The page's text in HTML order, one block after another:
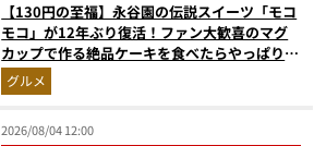
【130円の至福】永谷園の伝説スイーツ「モコ
モコ」が12年ぶり復活！ファン大歓喜のマグ
カップで作る絶品ケーキを食べたらやっぱり最
高にウマかった
グルメ
2026/08/04 12:00